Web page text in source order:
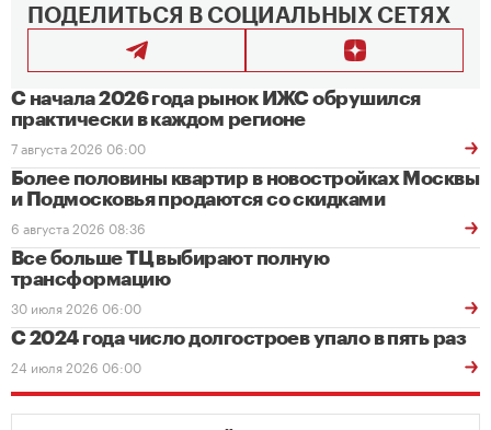
ПОДЕЛИТЬСЯ В СОЦИАЛЬНЫХ СЕТЯХ
С начала 2026 года рынок ИЖС обрушился
практически в каждом регионе
7 августа 2026 06:00
Более половины квартир в новостройках Москвы
и Подмосковья продаются со скидками
6 августа 2026 08:36
Все больше ТЦ выбирают полную
трансформацию
30 июля 2026 06:00
С 2024 года число долгостроев упало в пять раз
24 июля 2026 06:00